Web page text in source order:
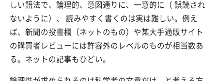
しい語法で、論理的、意図通りに、一意的に（ 誤読され
ないように）、 読みやすく書くのは実は難しい。例え
ば、新聞の投書欄（ネットのもの）や某大手通販サイト
の購買者レビューには許容外のレベルのものが相当数あ
る。ネットの記事もひどい。